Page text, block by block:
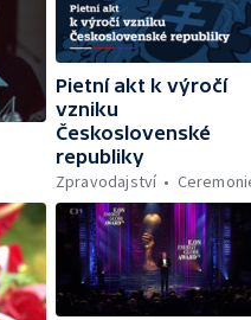
Pietní akt k výročí
vzniku
Československé
republiky
Zpravodajství